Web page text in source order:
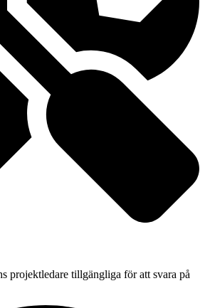
projektledare tillgängliga för att svara på